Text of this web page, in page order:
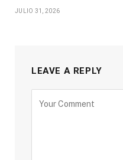
JULIO 31, 2026
LEAVE A REPLY